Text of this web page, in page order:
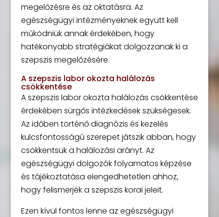
megelőzésre és az oktatásra. Az
egészségügyi intézményeknek együtt kell
működniük annak érdekében, hogy
hatékonyabb stratégiákat dolgozzanak ki a
szepszis megelőzésére.
A szepszis labor okozta halálozás
csökkentése
A szepszis labor okozta halálozás csökkentése
érdekében sürgős intézkedések szükségesek.
Az időben történő diagnózis és kezelés
kulcsfontosságú szerepet játszik abban, hogy
csökkentsük a halálozási arányt. Az
egészségügyi dolgozók folyamatos képzése
és tájékoztatása elengedhetetlen ahhoz,
hogy felismerjék a szepszis korai jeleit.
Ezen kívül fontos lenne az egészségügyi